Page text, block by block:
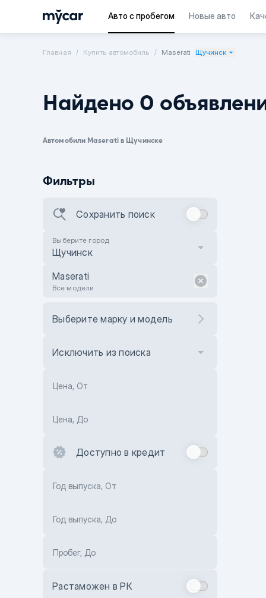
Авто с пробегом Новые авто
Главная Купить автомобиль Maserati Щучинск
Найдено 0
Автомобили Maserati в Щучинске
Фильтры
Сохранить поиск
Выберите город
Щучинск
Maserati
Все модели
Выберите марку и модель
Исключить из поиска
Цена, От
Цена, До
Доступно в кредит
Год выпуска, От
Год выпуска, До
Пробег, До
Растаможен в РК